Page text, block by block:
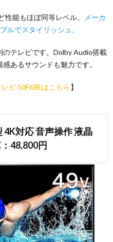
能もほぼ同等レベル。
メーカ
ルでスタイリッシュ。
テレビです。Dolby Audio搭載
あるサウンドも魅力です。
ビ 50F68Eはこちら 】
対応 音声操作 液晶
48,800円